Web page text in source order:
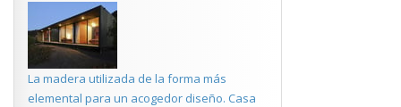
La madera utilizada de la forma más
elemental para un acogedor diseño. Casa